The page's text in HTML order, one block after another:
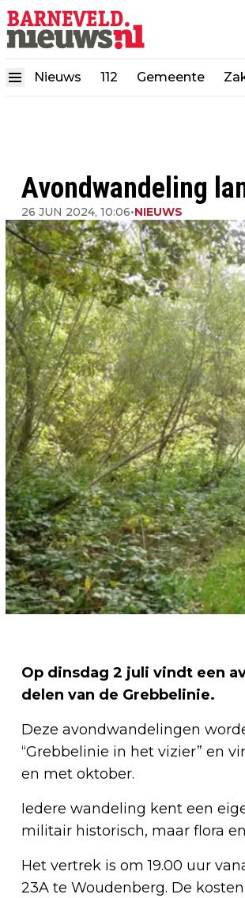
Nieuws 112 Gemeente
Avondwandeling
26 JUN 2024, 10:06•NIEUWS
Op dinsdag 2 juli vindt een
delen van de Grebbelinie.
Deze avondwandelingen
“Grebbelinie in het vizier” en
en met oktober.
Iedere wandeling kent een
militair historisch, maar flora
Het vertrek is om 19.00 uur
23A te Woudenberg. De